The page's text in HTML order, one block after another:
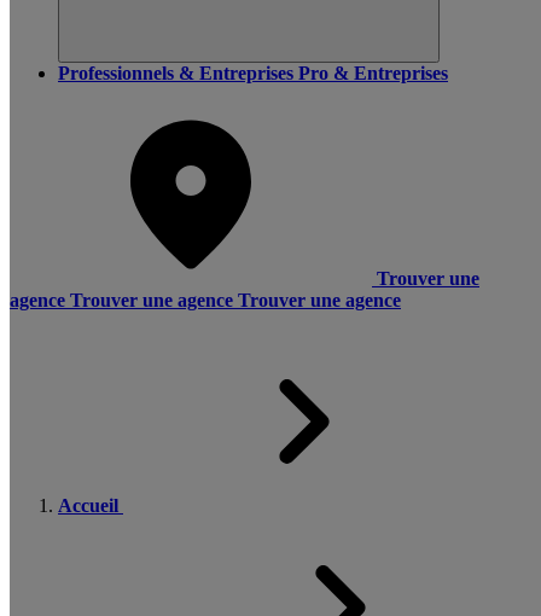
Professionnels & Entreprises Pro & Entreprises
Trouver une
agence Trouver une agence Trouver une agence
Accueil